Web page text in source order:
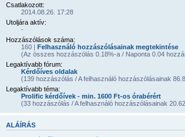
Csatlakozott:
2014.08.26. 17:28
Utoljára aktív:
-
Hozzászólások száma:
160 | Felhasználó hozzászólásainak megtekintése
(Az összes hozzászólás 0.18%-a / Naponta 0.04
Legaktívabb fórum:
Kérdőíves oldalak
(139 hozzászólás / A felhasználó hozzászólásainak
Legaktívabb téma:
Prolific kérdőívek - min. 1600 Ft-os órabérért
(33 hozzászólás / A felhasználó hozzászólásainak
ALÁÍRÁS